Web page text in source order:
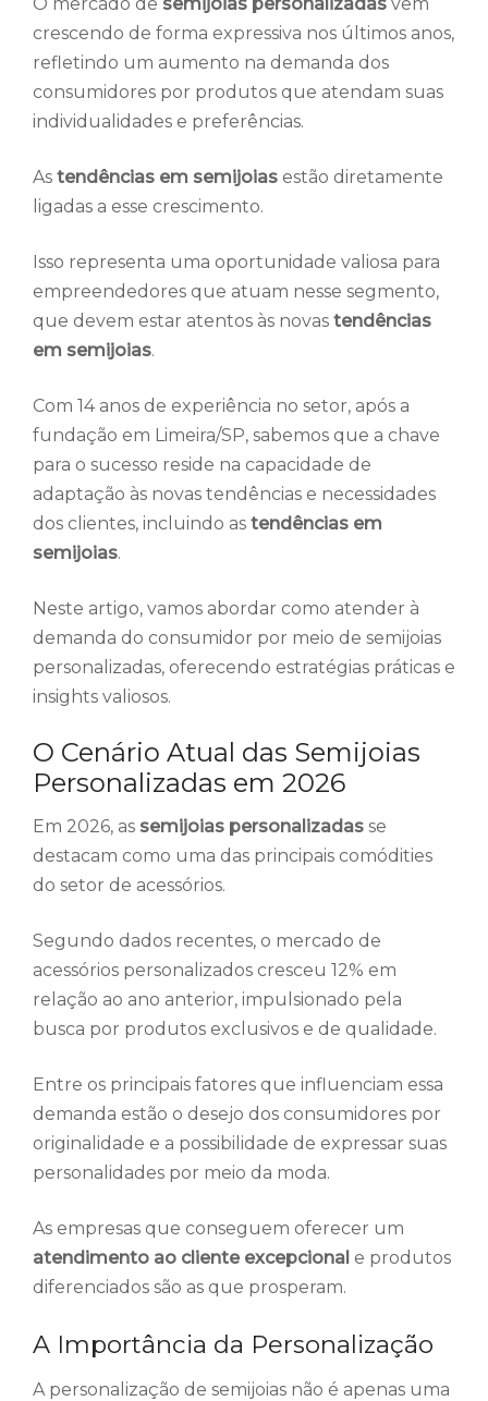
crescendo de forma expressiva nos últimos anos,
refletindo um aumento na demanda dos
consumidores por produtos que atendam suas
individualidades e preferências.
As tendências em semijoias estão diretamente
ligadas a esse crescimento.
Isso representa uma oportunidade valiosa para
empreendedores que atuam nesse segmento,
que devem estar atentos às novas tendências
em semijoias.
Com 14 anos de experiência no setor, após a
fundação em Limeira/SP, sabemos que a chave
para o sucesso reside na capacidade de
adaptação às novas tendências e necessidades
dos clientes, incluindo as tendências em
semijoias.
Neste artigo, vamos abordar como atender à
demanda do consumidor por meio de semijoias
personalizadas, oferecendo estratégias práticas e
insights valiosos.
O Cenário Atual das Semijoias
Personalizadas em 2026
Em 2026, as semijoias personalizadas se
destacam como uma das principais comódities
do setor de acessórios.
Segundo dados recentes, o mercado de
acessórios personalizados cresceu 12% em
relação ao ano anterior, impulsionado pela
busca por produtos exclusivos e de qualidade.
Entre os principais fatores que influenciam essa
demanda estão o desejo dos consumidores por
originalidade e a possibilidade de expressar suas
personalidades por meio da moda.
As empresas que conseguem oferecer um
atendimento ao cliente excepcional e produtos
diferenciados são as que prosperam.
A Importância da Personalização
A personalização de semijoias não é apenas uma